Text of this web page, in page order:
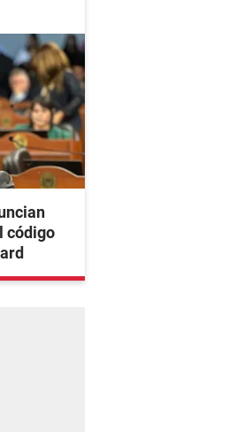
código